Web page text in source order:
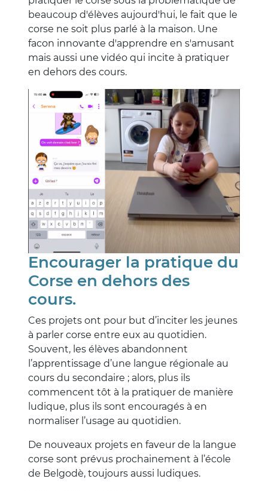
beaucoup d'élèves aujourd'hui, le fait que le
corse ne soit plus parlé à la maison. Une
facon innovante d'apprendre en s'amusant
mais aussi une vidéo qui incite à pratiquer
en dehors des cours.
Encourager la pratique du
Corse en dehors des
cours.
Ces projets ont pour but d’inciter les jeunes
à parler corse entre eux au quotidien.
Souvent, les élèves abandonnent
l’apprentissage d’une langue régionale au
cours du secondaire ; alors, plus ils
commencent tôt à la pratiquer de manière
ludique, plus ils sont encouragés à en
normaliser l’usage au quotidien.
De nouveaux projets en faveur de la langue
corse sont prévus prochainement à l’école
de Belgodè, toujours aussi ludiques.